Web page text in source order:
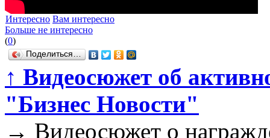
Интересно Вам интересно
Больше не интересно
(0)
Поделиться…
↑ Видеосюжет об
"Бизнес Новости"
→ Видеосюжет о